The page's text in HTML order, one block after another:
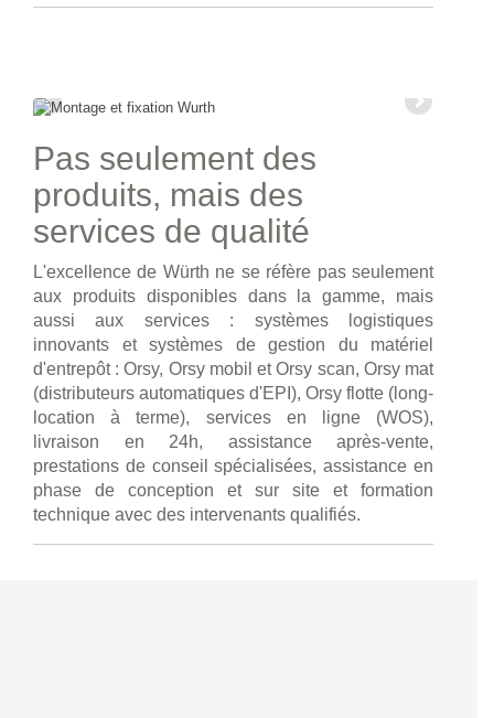
Pas seulement des
produits, mais des
services de qualité
L'excellence de Würth ne se réfère pas seulement
aux produits disponibles dans la gamme, mais
aussi aux services : systèmes logistiques
innovants et systèmes de gestion du matériel
d'entrepôt : Orsy, Orsy mobil et Orsy scan, Orsy mat
(distributeurs automatiques d'EPI), Orsy flotte (long-
location à terme), services en ligne (WOS),
livraison en 24h, assistance après-vente,
prestations de conseil spécialisées, assistance en
phase de conception et sur site et formation
technique avec des intervenants qualifiés.